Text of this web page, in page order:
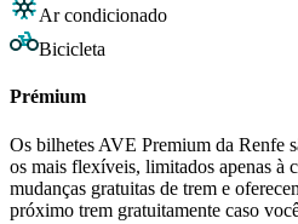
Ar condicionado
Bicicleta
Prémium
Os bilhetes AVE Premium da Renfe
os mais flexíveis, limitados apenas à
mudanças gratuitas de trem e
próximo trem gratuitamente caso